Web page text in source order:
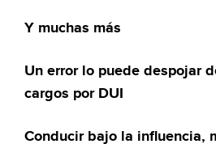
Y muchas más
Un error lo puede despojar
cargos por DUI
Conducir bajo la influencia,